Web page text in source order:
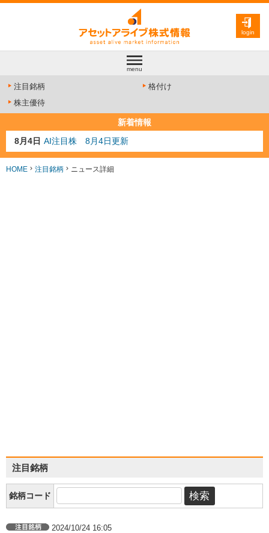
login
menu
注目銘柄
格付け
株主優待
新着情報
8月4日 AI注目株 8月4日更新
8月3日 人気業種注目株 8月3日更新
8月2日 金融注目株 8月2日更新
HOME 注目銘柄 ニュース詳細
注目銘柄
銘柄コード
2024/10/24 16:05